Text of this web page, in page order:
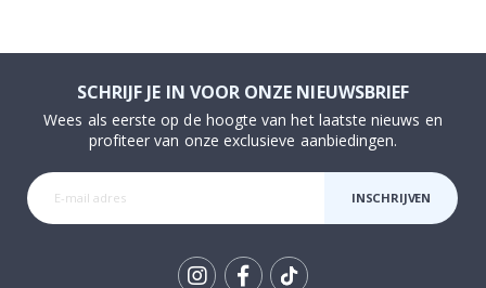
SCHRIJF JE IN VOOR ONZE NIEUWSBRIEF
Wees als eerste op de hoogte van het laatste nieuws en
profiteer van onze exclusieve aanbiedingen.
INSCHRIJVEN